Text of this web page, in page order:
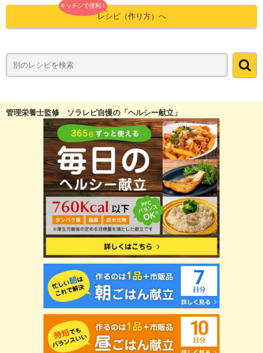
キッチンで便利！
レシピ（作り方）へ
管理栄養士監修 ソラレピ自慢の「ヘルシー献立」